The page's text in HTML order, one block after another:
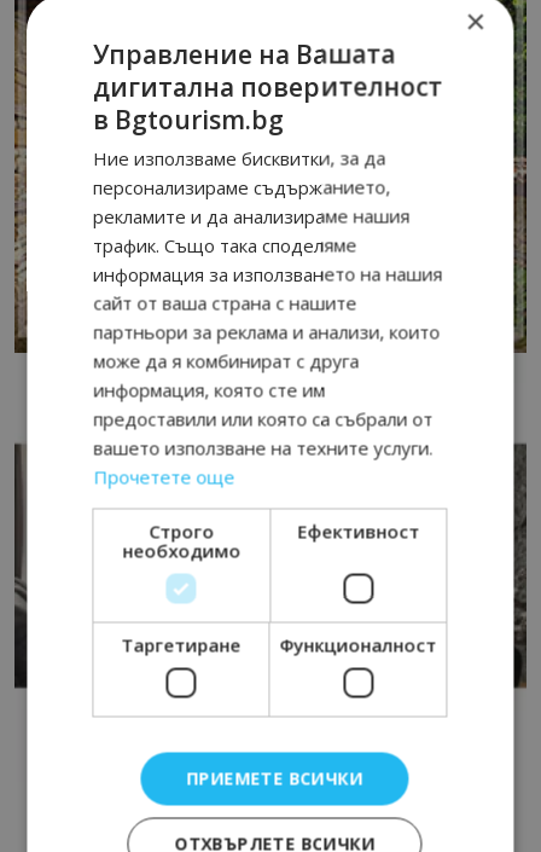
×
Управление на Вашата
дигитална поверителност
в Bgtourism.bg
Ние използваме бисквитки, за да
персонализираме съдържанието,
рекламите и да анализираме нашия
трафик. Също така споделяме
информация за използването на нашия
сайт от ваша страна с нашите
партньори за реклама и анализи, които
може да я комбинират с друга
информация, която сте им
предоставили или която са събрали от
вашето използване на техните услуги.
Прочетете още
Строго
необходимо
Ефективност
Таргетиране Функционалност
ПРИЕМЕТЕ ВСИЧКИ
ОТХВЪРЛЕТЕ ВСИЧКИ